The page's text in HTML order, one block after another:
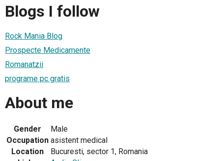
Blogs I follow
Rock Mania Blog
Prospecte Medicamente
Romanatzii
programe pc gratis
About me
Gender
Male
Occupation asistent medical
Location
Bucuresti, sector 1, Romania